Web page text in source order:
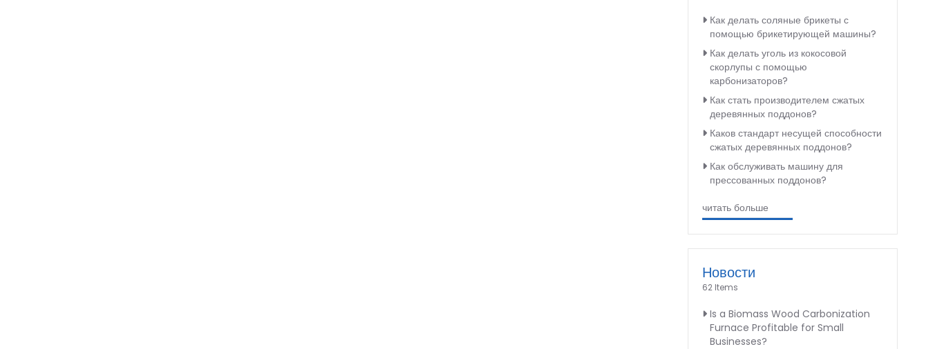
Как делать соляные брикеты с
помощью брикетирующей машины?
Как делать уголь из кокосовой
скорлупы с помощью
карбонизаторов?
Как стать производителем сжатых
деревянных поддонов?
Каков стандарт несущей способности
сжатых деревянных поддонов?
Как обслуживать машину для
прессованных поддонов?
читать больше
Новости
62 Items
Is a Biomass Wood Carbonization
Furnace Profitable for Small
Businesses?